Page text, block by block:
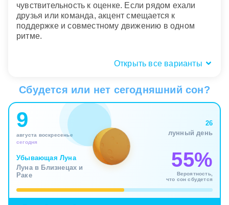
чувствительность к оценке. Если рядом ехали
друзья или команда, акцент смещается к
поддержке и совместному движению в одном
ритме.
Открыть все варианты
головокружение, усталость
Телесные ощущения на велодроме часто точнее
сюжета. Легкость, азарт и ощущение потока
говорят, что высокая нагрузка сейчас
переживается как живая энергия. Сон
показывает не просто занятость, а редкое
совпадение цели, темпа и внутренних ресурсов.
В таком состоянии даже крутые виражи
воспринимаются как интересный вызов, а не как
угроза.
Сбудется или нет сегодняшний сон?
9
августа воскресенье
сегодня
Убывающая Луна
Луна в Близнецах и
Раке
26
лунный день
55%
Вероятность,
что сон сбудется